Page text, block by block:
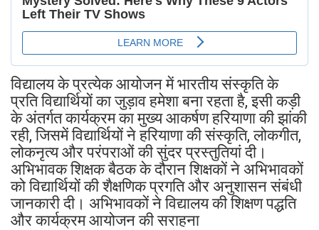
विद्यालय के प्रत्येक आयोजन में भारतीय संस्कृति के
प्रति विद्यार्थियों का जुड़ाव हमेशा बना रहता है, इसी कड़ी
के अंतर्गत कार्यक्रम का मुख्य आकर्षण हरियाणा की झांकी
रही, जिसमें विद्यार्थियों ने हरियाणा की संस्कृति, लोकगीत,
लोकनृत्य और परंपराओं की सुंदर प्रस्तुतियां दी।
अभिभावक शिक्षक बैठक के दौरान शिक्षकों ने अभिभावकों
को विद्यार्थियों की शैक्षणिक प्रगति और अनुशासन संबंधी
जानकारी दी। अभिभावकों ने विद्यालय की शिक्षण पद्धति
और कार्यक्रम आयोजन की सराहना